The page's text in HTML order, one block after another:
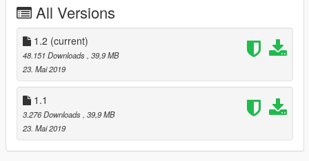
All Versions
1.2 (current)
48.151 Downloads , 39,9 MB
23. Mai 2019
1.1
3.276 Downloads , 39,9 MB
23. Mai 2019